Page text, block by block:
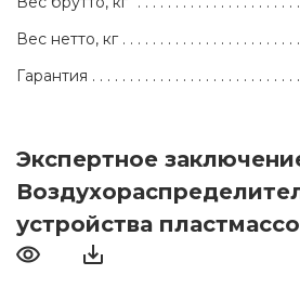
Вес нетто, кг
Гарантия
Экспертное
устройства